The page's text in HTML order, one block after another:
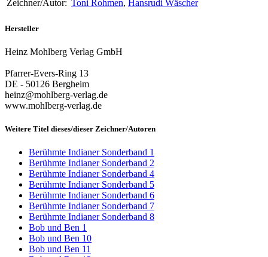
Zeichner/Autor: Toni Rohmen, Hansrudi Wäscher
Hersteller
Heinz Mohlberg Verlag GmbH
Pfarrer-Evers-Ring 13
DE - 50126 Bergheim
heinz@mohlberg-verlag.de
www.mohlberg-verlag.de
Weitere Titel dieses/dieser Zeichner/Autoren
Berühmte Indianer Sonderband 1
Berühmte Indianer Sonderband 2
Berühmte Indianer Sonderband 4
Berühmte Indianer Sonderband 5
Berühmte Indianer Sonderband 6
Berühmte Indianer Sonderband 7
Berühmte Indianer Sonderband 8
Bob und Ben 1
Bob und Ben 10
Bob und Ben 11